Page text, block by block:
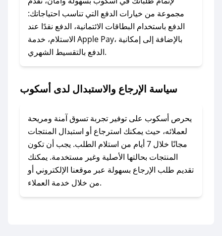
وسنقوم بحل المشكلة في أسرع وقت ممكن.
### ماذا أفعل إذا لم أجد كود خصم لمتجري
المفضل؟
في حال عدم توفر كوبونات لمتجرك المفضل، يمكنك
أسرع وقت ممكن.
### كيف تحصل على كوبونات خصم حصرية من
أسكوب؟
للحصول على كوبونات وخصومات حصرية، قم بما
يلي:
- اضغط على أيقونة متابعة لمتجر أسكوب في تطبيق
صحصح.
مجموعة من خيارات الدفع التي تناسب احتياجاتك:
الدفع باستخدام البطاقات الائتمانية، الدفع نقدًا عند
الاستلام، خدمة Apple Pay، بالإضافة إلى إمكانية
الدفع بالتقسيط الشهري.
سياسة الإرجاع والاستبدال لدى أسكوب
يحرص أسكوب على توفير تجربة تسوق آمنة ومريحة
لعملائه، حيث يمكنك استرجاع أو استبدال المنتجات
مجانًا خلال 7 أيام من استلام الطلب. يجب أن تكون
المنتجات بحالتها الأصلية وغير مستخدمة. يمكنك
تقديم طلب الإرجاع بسهولة عبر موقعنا الإلكتروني أو
من خلال خدمة العملاء.